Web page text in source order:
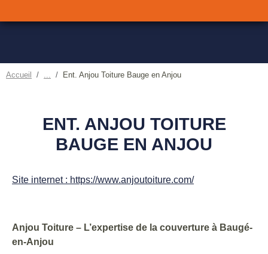
Accueil Ent. Anjou Toiture Bauge en Anjou
ENT. ANJOU TOITURE
BAUGE EN ANJOU
Site internet : https://www.anjoutoiture.com/
Anjou Toiture – L’expertise de la couverture à Baugé-
en-Anjou